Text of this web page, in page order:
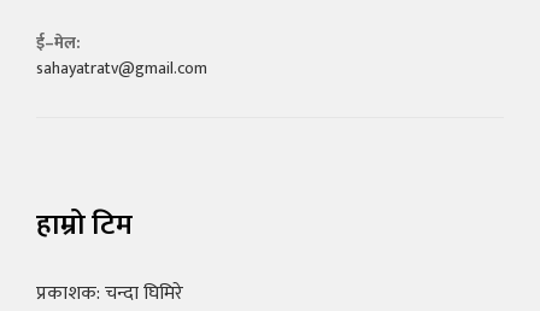
ई–मेल:
sahayatratv@gmail.com
हाम्रो टिम
प्रकाशक: चन्दा घिमिरे